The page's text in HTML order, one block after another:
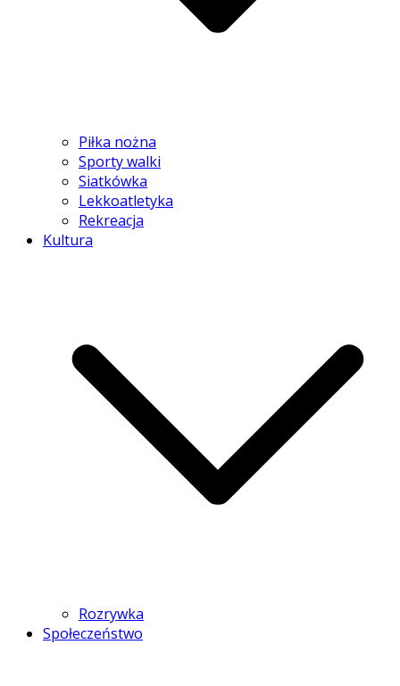
Piłka nożna
Sporty walki
Siatkówka
Lekkoatletyka
Rekreacja
Kultura
Rozrywka
Społeczeństwo